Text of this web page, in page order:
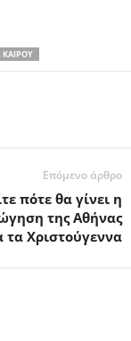
Επόμενο άρθρο
πότε θα γίνει η
της Αθήνας
τα Χριστούγεννα